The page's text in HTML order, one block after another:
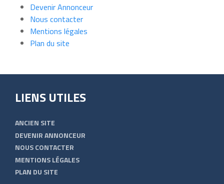
Devenir Annonceur
Nous contacter
Mentions légales
Plan du site
LIENS UTILES
ANCIEN SITE
DEVENIR ANNONCEUR
NOUS CONTACTER
MENTIONS LÉGALES
PLAN DU SITE